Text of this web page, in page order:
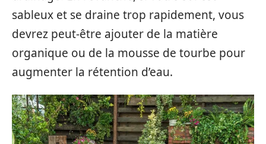
sableux et se draine trop rapidement, vous
devrez peut-être ajouter de la matière
organique ou de la mousse de tourbe pour
augmenter la rétention d’eau.